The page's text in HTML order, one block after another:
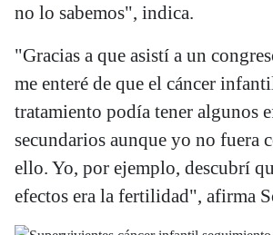
no lo sabemos", indica.
"Gracias a que asistí a un
me enteré de que el cáncer
tratamiento podía tener algunos
secundarios aunque yo no fuera
ello. Yo, por ejemplo, descubrí
efectos era la fertilidad", afirma